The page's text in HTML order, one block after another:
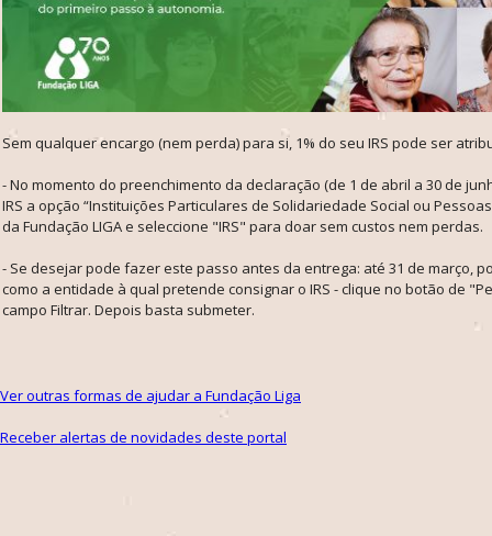
Sem qualquer encargo (nem perda) para si, 1% do seu IRS pode ser
- No momento do preenchimento da declaração (de 1 de abril a 30 de
IRS a opção “Instituições Particulares de Solidariedade Social ou
da Fundação LIGA e seleccione "IRS" para doar sem custos nem perdas.
- Se desejar pode fazer este passo antes da entrega: até 31 de março,
como a entidade à qual pretende consignar o IRS - clique no botão de
campo Filtrar. Depois basta submeter.
Ver outras formas de ajudar a Fundação Liga
Receber alertas de novidades deste portal